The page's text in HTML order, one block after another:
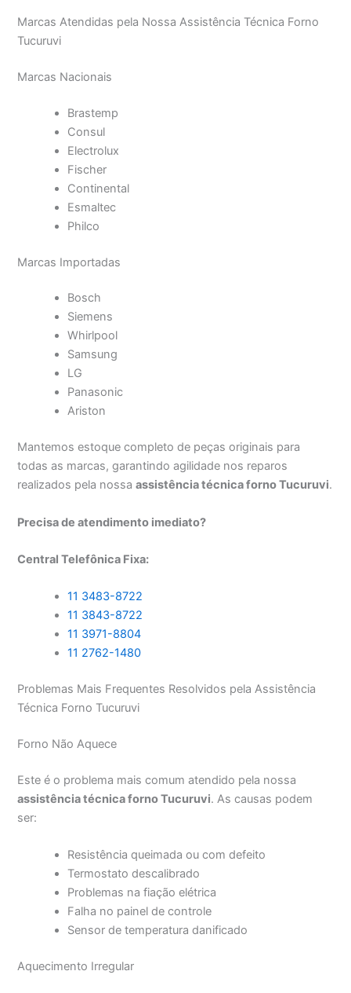
Marcas Atendidas pela Nossa Assistência Técnica Forno
Tucuruvi
Marcas Nacionais
Brastemp
Consul
Electrolux
Fischer
Continental
Esmaltec
Philco
Marcas Importadas
Bosch
Siemens
Whirlpool
Samsung
LG
Panasonic
Ariston
Mantemos estoque completo de peças originais para
todas as marcas, garantindo agilidade nos reparos
realizados pela nossaassistência técnica forno Tucuruvi.
Precisa de atendimento imediato?
Central Telefônica Fixa:
11 3483-8722
11 3843-8722
11 3971-8804
11 2762-1480
Problemas Mais Frequentes Resolvidos pela Assistência
Técnica Forno Tucuruvi
Forno Não Aquece
Este é o problema mais comum atendido pela nossa
assistência técnica forno Tucuruvi. As causas podem
ser:
Resistência queimada ou com defeito
Termostato descalibrado
Problemas na fiação elétrica
Falha no painel de controle
Sensor de temperatura danificado
Aquecimento Irregular